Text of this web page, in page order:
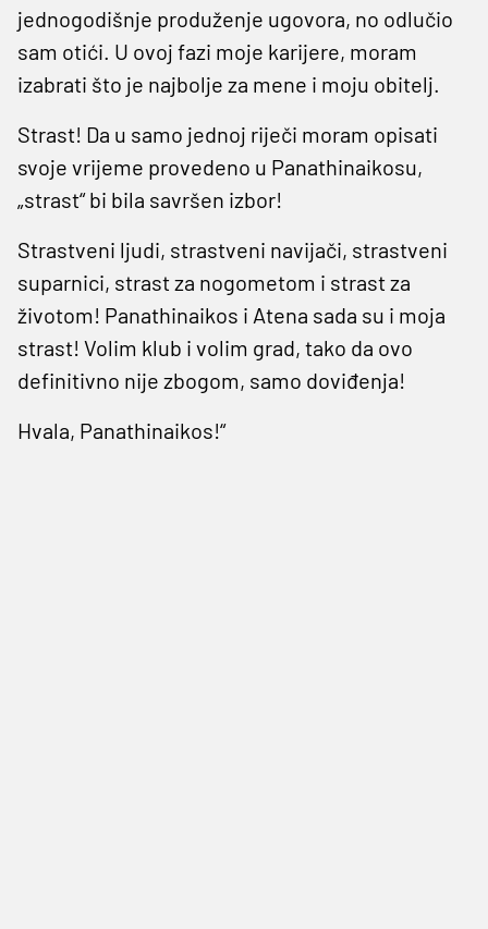
jednogodišnje produženje ugovora, no odlučio
sam otići. U ovoj fazi moje karijere, moram
izabrati što je najbolje za mene i moju obitelj.
Strast! Da u samo jednoj riječi moram opisati
svoje vrijeme provedeno u Panathinaikosu,
„strast“ bi bila savršen izbor!
Strastveni ljudi, strastveni navijači, strastveni
suparnici, strast za nogometom i strast za
životom! Panathinaikos i Atena sada su i moja
strast! Volim klub i volim grad, tako da ovo
definitivno nije zbogom, samo doviđenja!
Hvala, Panathinaikos!“